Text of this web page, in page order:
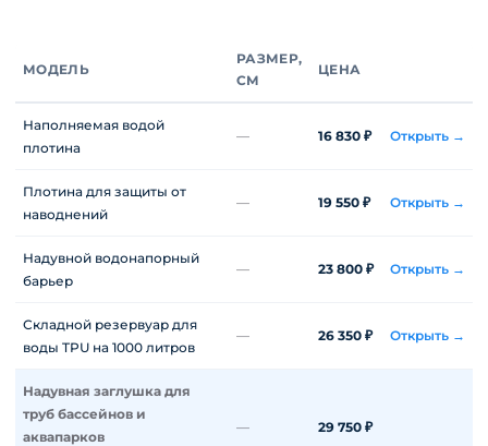
МОДЕЛЬ
РАЗМЕР,
СМ
ЦЕНА
Наполняемая водой
плотина
— 16 830 ₽ Открыть →
Плотина для защиты от
наводнений
— 19 550 ₽ Открыть →
Надувной водонапорный
барьер
— 23 800 ₽ Открыть →
Складной резервуар для
воды TPU на 1000 литров
— 26 350 ₽ Открыть →
Надувная заглушка для
труб бассейнов и
аквапарков
— 29 750 ₽